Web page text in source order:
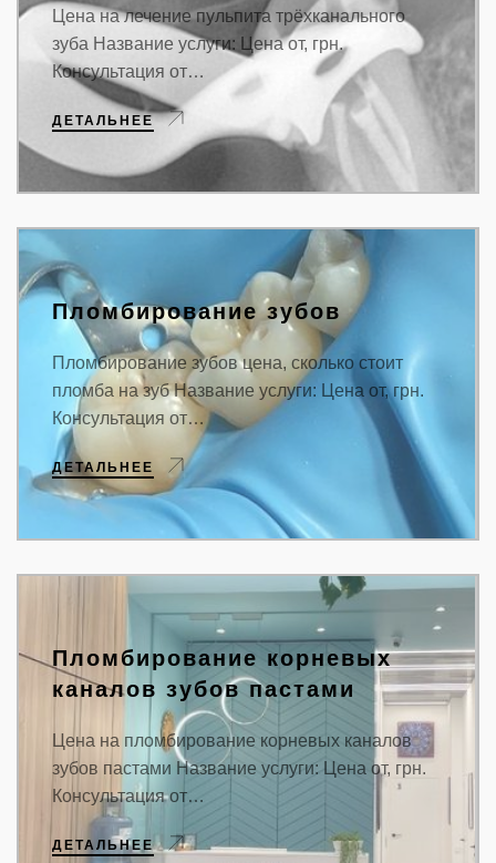
Цена на лечение пульпита трёхканального
зуба Название услуги: Цена от, грн.
Консультация от…
ДЕТАЛЬНЕЕ
Пломбирование зубов
Пломбирование зубов цена, сколько стоит
пломба на зуб Название услуги: Цена от, грн.
Консультация от…
ДЕТАЛЬНЕЕ
Пломбирование корневых
каналов зубов пастами
Цена на пломбирование корневых каналов
зубов пастами Название услуги: Цена от, грн.
Консультация от…
ДЕТАЛЬНЕЕ